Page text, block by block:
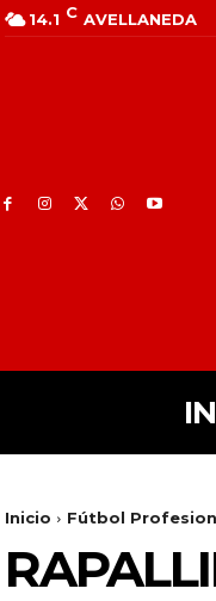
14.1 C AVELLANEDA
Inicio Fútbol